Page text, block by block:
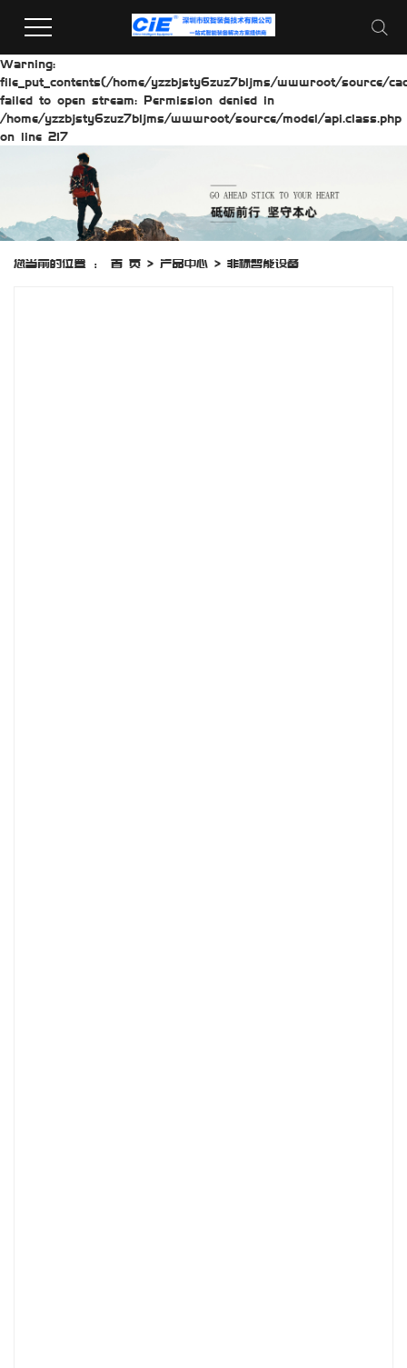
Warning:
file_put_contents(/home/yzzbjsty6zuz7bljms/wwwroot/source/
failed to open stream: Permission denied in
/home/yzzbjsty6zuz7bljms/wwwroot/source/model/api.class.php
on line 217
您当前的位置 ： 首 页 > 产品中心 > 非标智能设备